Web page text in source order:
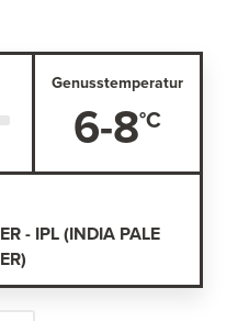
Genusstemperatur
6-8
- IPL (INDIA PALE